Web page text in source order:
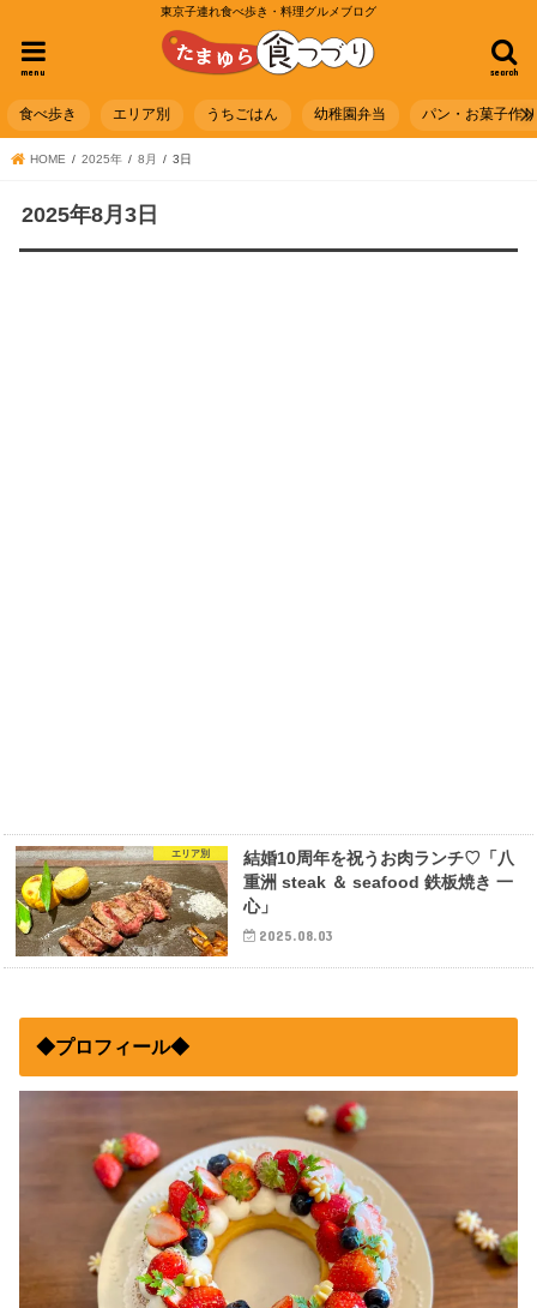
東京子連れ食べ歩き・料理グルメブログ
search
menu
食べ歩き エリア別 うちごはん 幼稚園弁当 パン・お菓子作り
HOME 2025年 8月 3日
2025年8月3日
エリア別
結婚10周年を祝うお肉ランチ♡「八
重洲 steak ＆ seafood 鉄板焼き 一
心」
2025.08.03
◆プロフィール◆